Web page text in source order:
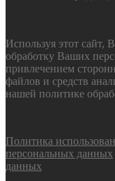
Используя этот сайт,
обработку Ваших
привлечением
файлов и средств
нашей политике
Политика
персональных данных
данных